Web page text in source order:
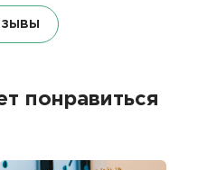
понравиться